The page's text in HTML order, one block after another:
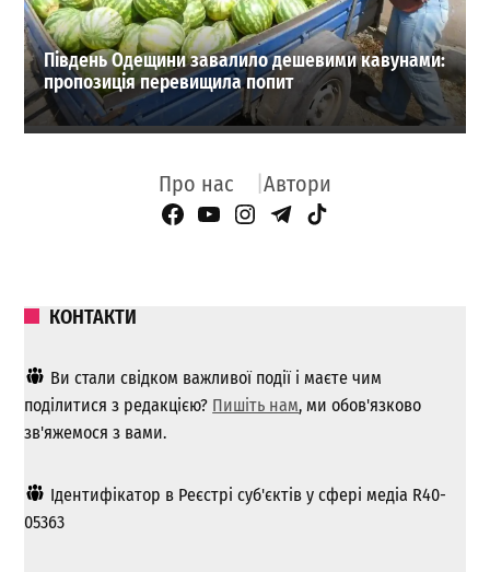
Південь Одещини завалило дешевими кавунами:
пропозиція перевищила попит
Про нас Автори
Facebook Page
YouTube
Instagram
Telegram
TikTok
КОНТАКТИ
Ви стали свідком важливої ​​події і маєте чим
поділитися з редакцією? Пишіть нам, ми обов'язково
зв'яжемося з вами.
Ідентифікатор в Реєстрі суб'єктів у сфері медіа R40-
05363